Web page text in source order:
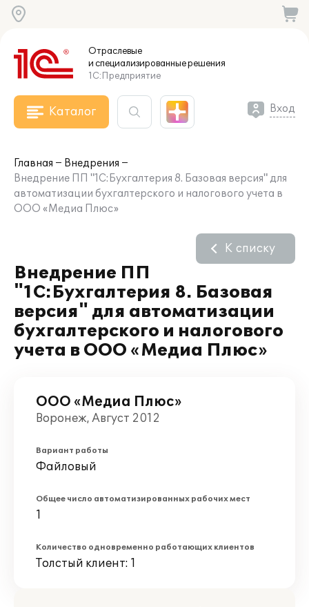
Отраслевые
и специализированныерешения
1С:Предприятие
Каталог Вход
Главная
Внедрения
Внедрение ПП "1С:Бухгалтерия 8. Базовая версия" для
автоматизации бухгалтерского и налогового учета в
ООО «Медиа Плюс»
Внедрение ПП
"1С:Бухгалтерия 8. Базовая
версия" для автоматизации
бухгалтерского и налогового
учета в ООО «Медиа Плюс»
К списку
ООО «Медиа Плюс»
Воронеж, Август 2012
Вариант работы
Файловый
Общее число автоматизированных рабочих мест
1
Количество одновременно работающих клиентов
Толстый клиент: 1